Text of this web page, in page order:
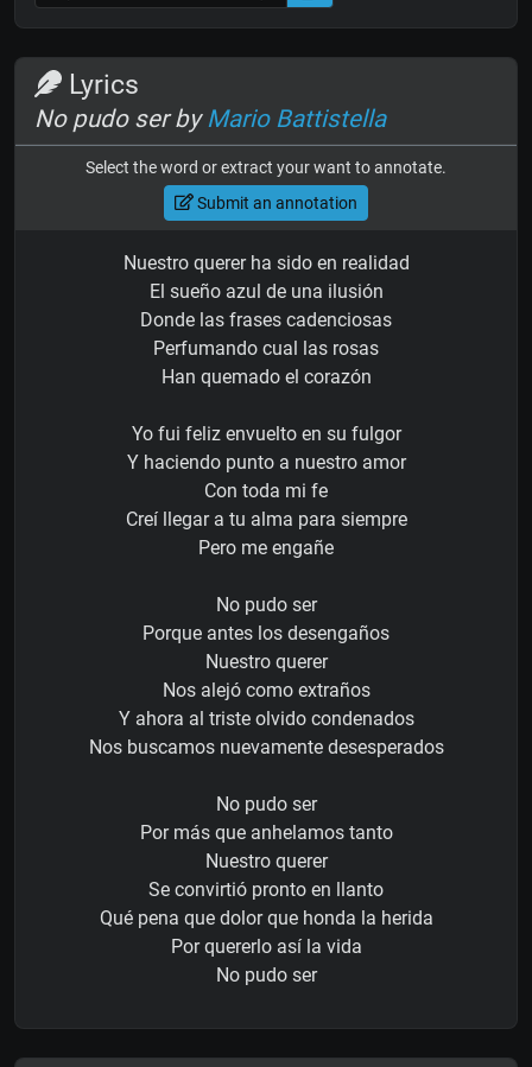
Lyrics
No pudo ser byMario Battistella
Select the word or extract your want to annotate.
Submit an annotation
Nuestro querer ha sido en realidad
El sueño azul de una ilusión
Donde las frases cadenciosas
Perfumando cual las rosas
Han quemado el corazón
Yo fui feliz envuelto en su fulgor
Y haciendo punto a nuestro amor
Con toda mi fe
Creí llegar a tu alma para siempre
Pero me engañe
No pudo ser
Porque antes los desengaños
Nuestro querer
Nos alejó como extraños
Y ahora al triste olvido condenados
Nos buscamos nuevamente desesperados
No pudo ser
Por más que anhelamos tanto
Nuestro querer
Se convirtió pronto en llanto
Qué pena que dolor que honda la herida
Por quererlo así la vida
No pudo ser